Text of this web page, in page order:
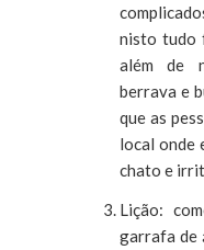
nisto tudo
além de
berrava e
que as
local onde
chato e
Lição:
garrafa de